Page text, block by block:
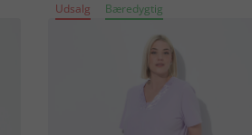
Udsalg Bæredygtig